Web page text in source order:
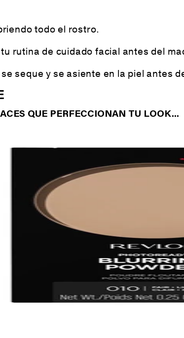
todo el rostro.
rutina de cuidado facial antes del
seque y se asiente en la piel antes
QUE PERFECCIONAN TU LOOK...